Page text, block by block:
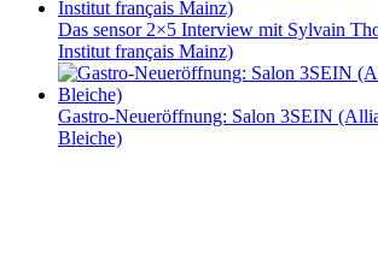
Das sensor 2×5 Interview mit Sylvain
Institut français Mainz)
Gastro-Neueröffnung: Salon 3SEIN
Bleiche)